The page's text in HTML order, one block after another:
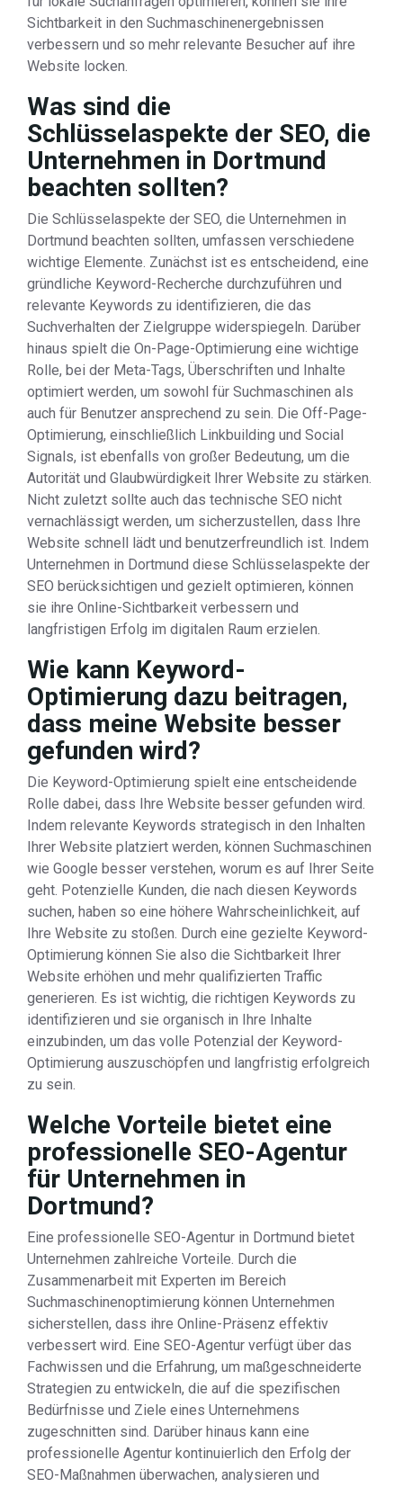
Sichtbarkeit in den Suchmaschinenergebnissen
verbessern und so mehr relevante Besucher auf ihre
Website locken.
Was sind die
Schlüsselaspekte der SEO, die
Unternehmen in Dortmund
beachten sollten?
Die Schlüsselaspekte der SEO, die Unternehmen in
Dortmund beachten sollten, umfassen verschiedene
wichtige Elemente. Zunächst ist es entscheidend, eine
gründliche Keyword-Recherche durchzuführen und
relevante Keywords zu identifizieren, die das
Suchverhalten der Zielgruppe widerspiegeln. Darüber
hinaus spielt die On-Page-Optimierung eine wichtige
Rolle, bei der Meta-Tags, Überschriften und Inhalte
optimiert werden, um sowohl für Suchmaschinen als
auch für Benutzer ansprechend zu sein. Die Off-Page-
Optimierung, einschließlich Linkbuilding und Social
Signals, ist ebenfalls von großer Bedeutung, um die
Autorität und Glaubwürdigkeit Ihrer Website zu stärken.
Nicht zuletzt sollte auch das technische SEO nicht
vernachlässigt werden, um sicherzustellen, dass Ihre
Website schnell lädt und benutzerfreundlich ist. Indem
Unternehmen in Dortmund diese Schlüsselaspekte der
SEO berücksichtigen und gezielt optimieren, können
sie ihre Online-Sichtbarkeit verbessern und
langfristigen Erfolg im digitalen Raum erzielen.
Wie kann Keyword-
Optimierung dazu beitragen,
dass meine Website besser
gefunden wird?
Die Keyword-Optimierung spielt eine entscheidende
Rolle dabei, dass Ihre Website besser gefunden wird.
Indem relevante Keywords strategisch in den Inhalten
Ihrer Website platziert werden, können Suchmaschinen
wie Google besser verstehen, worum es auf Ihrer Seite
geht. Potenzielle Kunden, die nach diesen Keywords
suchen, haben so eine höhere Wahrscheinlichkeit, auf
Ihre Website zu stoßen. Durch eine gezielte Keyword-
Optimierung können Sie also die Sichtbarkeit Ihrer
Website erhöhen und mehr qualifizierten Traffic
generieren. Es ist wichtig, die richtigen Keywords zu
identifizieren und sie organisch in Ihre Inhalte
einzubinden, um das volle Potenzial der Keyword-
Optimierung auszuschöpfen und langfristig erfolgreich
zu sein.
Welche Vorteile bietet eine
professionelle SEO-Agentur
für Unternehmen in
Dortmund?
Eine professionelle SEO-Agentur in Dortmund bietet
Unternehmen zahlreiche Vorteile. Durch die
Zusammenarbeit mit Experten im Bereich
Suchmaschinenoptimierung können Unternehmen
sicherstellen, dass ihre Online-Präsenz effektiv
verbessert wird. Eine SEO-Agentur verfügt über das
Fachwissen und die Erfahrung, um maßgeschneiderte
Strategien zu entwickeln, die auf die spezifischen
Bedürfnisse und Ziele eines Unternehmens
zugeschnitten sind. Darüber hinaus kann eine
professionelle Agentur kontinuierlich den Erfolg der
SEO-Maßnahmen überwachen, analysieren und